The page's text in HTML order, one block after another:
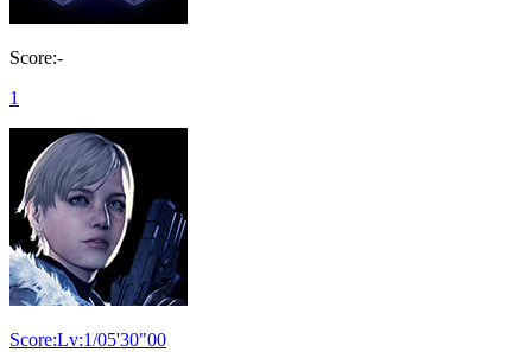
Score:-
1
Score:Lv:1/05'30"00